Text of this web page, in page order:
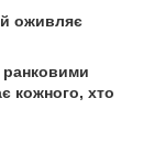
оживляє
ранковими
кожного, хто